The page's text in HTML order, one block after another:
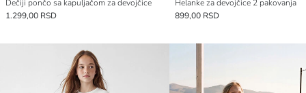
Dečiji pončo sa kapuljačom za devojčice
1.299,00 RSD
Helanke za devojčice 2 pakovanja
899,00 RSD